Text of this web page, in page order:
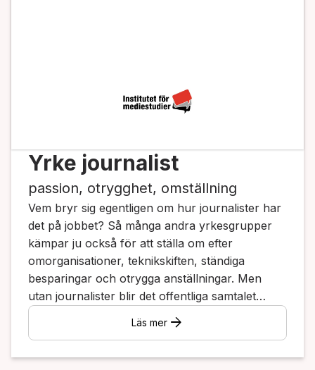
Yrke journalist
passion, otrygghet, omställning
Vem bryr sig egentligen om hur journalister har
det på jobbet? Så många andra yrkesgrupper
kämpar ju också för att ställa om efter
omorganisationer, teknikskiften, ständiga
besparingar och otrygga anställningar. Men
utan journalister blir det offentliga samtalet
tystare om hur makten agerar och skildringarna
av medborgarnas verklighet färre. Därför
Läs merarrow_forward